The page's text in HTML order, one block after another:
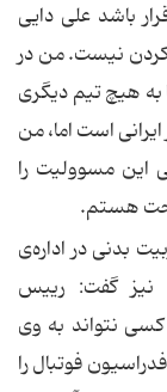
باشد علی دایی
كردن نیست. من در
به هیچ تیم دیگری
است اما، من
این مسوولیت را
هستم.
بدنی در اداره‌ی
نیز گفت: رییس
كسی نتواند به وی
فوتبال را